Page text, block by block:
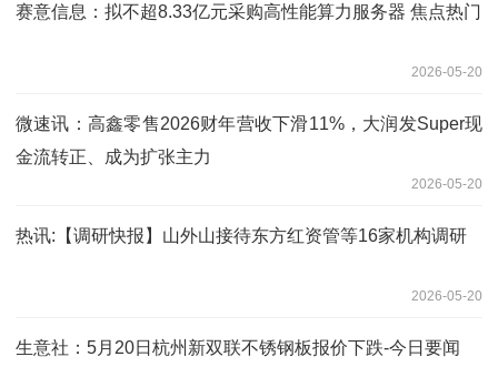
赛意信息：拟不超8.33亿元采购高性能算力服务器 焦点热门
2026-05-20
微速讯：高鑫零售2026财年营收下滑11%，大润发Super现
金流转正、成为扩张主力
2026-05-20
热讯:【调研快报】山外山接待东方红资管等16家机构调研
2026-05-20
生意社：5月20日杭州新双联不锈钢板报价下跌-今日要闻